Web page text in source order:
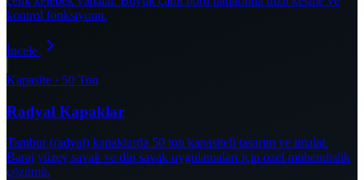
kontrol fonksiyonu.
İncele
Kapasite · 50 Ton
Radyal Kapaklar
Tambur (radyal) kapaklarda 50 ton kapasiteli tasarım ve imalat.
Baraj yüzey savak ve dip savak uygulamaları için özel mühendislik
çözümü.